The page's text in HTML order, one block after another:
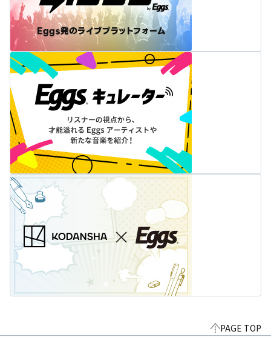
PAGE TOP